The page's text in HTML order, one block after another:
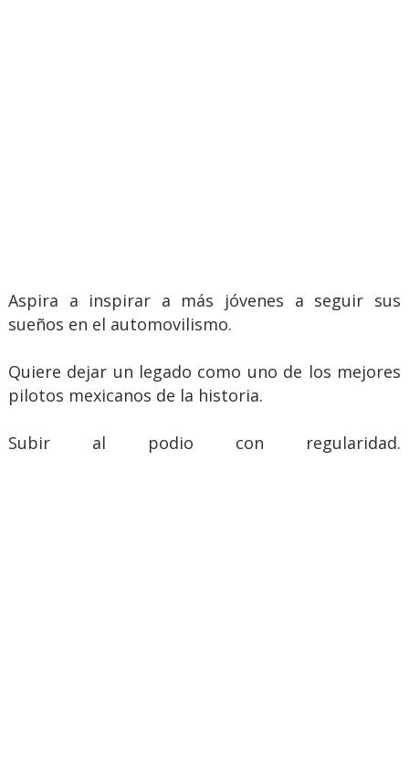
Aspira a inspirar a más jóvenes a seguir sus
sueños en el automovilismo.
Quiere dejar un legado como uno de los mejores
pilotos mexicanos de la historia.
Subir al podio con regularidad.